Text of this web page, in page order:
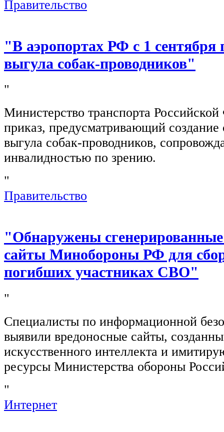
Правительство
"В аэропортах РФ с 1 сентября
выгула собак-проводников"
"
Министерство транспорта
приказ, предусматривающий создание
выгула собак-проводников,
инвалидностью по зрению.
"
Правительство
"Обнаружены
сайты Минобороны РФ для
погибших участниках СВО"
"
Специалисты по информационной
выявили вредоносные сайты,
искусственного интеллекта и
ресурсы Министерства обороны
"
Интернет